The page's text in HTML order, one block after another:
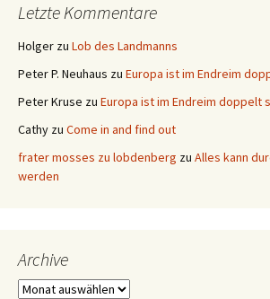
Letzte Kommentare
Holger zu Lob des Landmanns
Peter P. Neuhaus zu Europa ist im Endreim
Peter Kruse zu Europa ist im Endreim doppelt
Cathy zu Come in and find out
frater mosses zu lobdenberg zu Alles kann
werden
Archive
Archive